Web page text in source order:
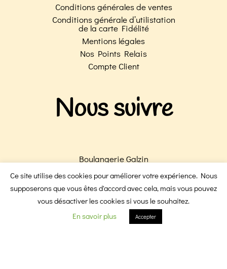
Conditions générales de ventes
Conditions générale d’utilistation
de la carte Fidélité
Mentions légales
Nos Points Relais
Compte Client
Nous suivre
Boulangerie Galzin
Boulangerie Victoire
F I
Ce site utilise des cookies pour améliorer votre expérience. Nous
supposerons que vous êtes d'accord avec cela, mais vous pouvez
vous désactiver les cookies si vous le souhaitez.
En savoir plus
Accepter